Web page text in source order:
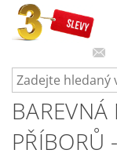
BAREVNÁ
PŘÍBORŮ